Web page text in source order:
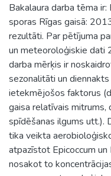
Bakalaura darba tēma
sporas Rīgas gaisā:
rezultāti. Par pētījuma
un meteoroloģiskie dati
darba mērķis ir
sezonalitāti un
ietekmējošos faktorus
gaisa relatīvais mitrums,
spīdēšanas ilgums utt.).
tika veikta
atpazīstot Epicoccum
nosakot to